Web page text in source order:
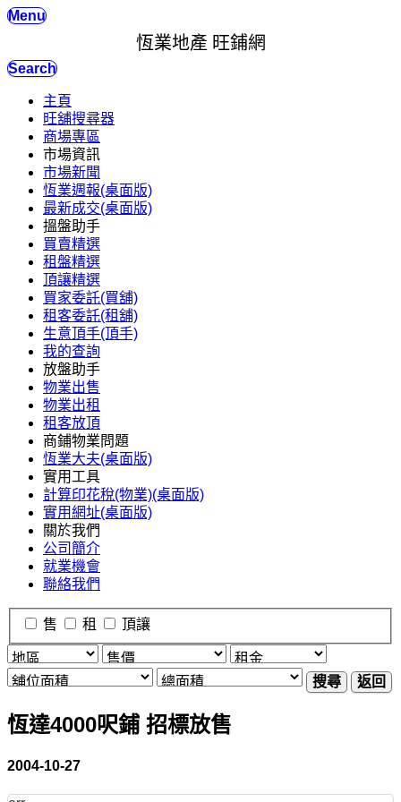
Menu
恆業地產 旺鋪網
Search
主頁
旺舖搜尋器
商場專區
市場資訊
市場新聞
恆業週報(桌面版)
最新成交(桌面版)
搵盤助手
買賣精選
租盤精選
頂讓精選
買家委託(買舖)
租客委託(租舖)
生意頂手(頂手)
我的查詢
放盤助手
物業出售
物業出租
租客放頂
商鋪物業問題
恆業大夫(桌面版)
實用工具
計算印花稅(物業)(桌面版)
實用網址(桌面版)
關於我們
公司簡介
就業機會
聯絡我們
售 租 頂讓
搜尋 返回
恆達4000呎鋪 招標放售
2004-10-27